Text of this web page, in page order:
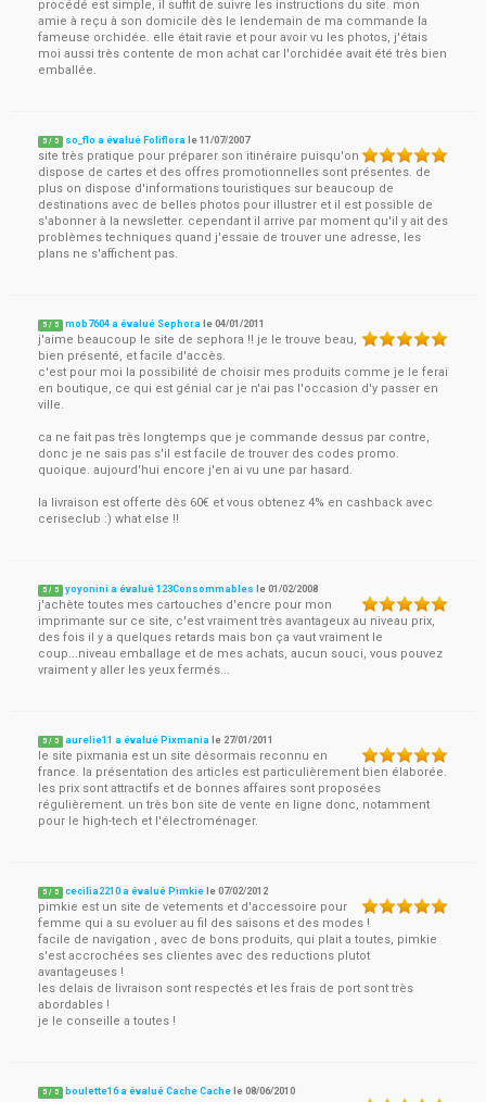
procédé est simple, il suffit de suivre les instructions du site. mon
amie à reçu à son domicile dès le lendemain de ma commande la
fameuse orchidée. elle était ravie et pour avoir vu les photos, j'étais
moi aussi très contente de mon achat car l'orchidée avait été très bien
emballée.
5 / 5 so_flo a évalué Foliflora le11/07/2007
site très pratique pour préparer son itinéraire puisqu'on
dispose de cartes et des offres promotionnelles sont présentes. de
plus on dispose d'informations touristiques sur beaucoup de
destinations avec de belles photos pour illustrer et il est possible de
s'abonner à la newsletter. cependant il arrive par moment qu'il y ait des
problèmes techniques quand j'essaie de trouver une adresse, les
plans ne s'affichent pas.
5 / 5 mob7604 a évalué Sephora le04/01/2011
j'aime beaucoup le site de sephora !! je le trouve beau,
bien présenté, et facile d'accès.
c'est pour moi la possibilité de choisir mes produits comme je le ferai
en boutique, ce qui est génial car je n'ai pas l'occasion d'y passer en
ville.
ca ne fait pas très longtemps que je commande dessus par contre,
donc je ne sais pas s'il est facile de trouver des codes promo.
quoique. aujourd'hui encore j'en ai vu une par hasard.
la livraison est offerte dès 60€ et vous obtenez 4% en cashback avec
ceriseclub :) what else !!
5 / 5 yoyonini a évalué 123Consommables le01/02/2008
j'achète toutes mes cartouches d'encre pour mon
imprimante sur ce site, c'est vraiment très avantageux au niveau prix,
des fois il y a quelques retards mais bon ça vaut vraiment le
coup...niveau emballage et de mes achats, aucun souci, vous pouvez
vraiment y aller les yeux fermés...
5 / 5 aurelie11 a évalué Pixmania le 27/01/2011
le site pixmania est un site désormais reconnu en
france. la présentation des articles est particulièrement bien élaborée.
les prix sont attractifs et de bonnes affaires sont proposées
régulièrement. un très bon site de vente en ligne donc, notamment
pour le high-tech et l'électroménager.
5 / 5 cecilia2210 a évalué Pimkie le07/02/2012
pimkie est un site de vetements et d'accessoire pour
femme qui a su evoluer au fil des saisons et des modes !
facile de navigation , avec de bons produits, qui plait a toutes, pimkie
s'est accrochées ses clientes avec des reductions plutot
avantageuses !
les delais de livraison sont respectés et les frais de port sont très
abordables !
je le conseille a toutes !
5 / 5 boulette16 a évalué Cache Cache le08/06/2010